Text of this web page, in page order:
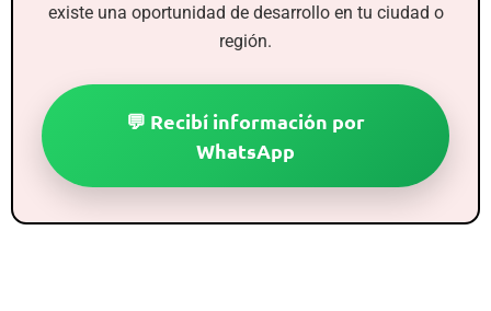
existe una oportunidad de desarrollo en tu ciudad o
región.
💬 Recibí información por
WhatsApp